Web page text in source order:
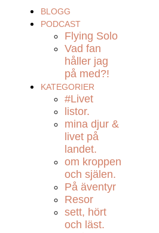
BLOGG
PODCAST
Flying Solo
Vad fan
håller jag
på med?!
KATEGORIER
#Livet
listor.
mina djur &
livet på
landet.
om kroppen
och själen.
På äventyr
Resor
sett, hört
och läst.